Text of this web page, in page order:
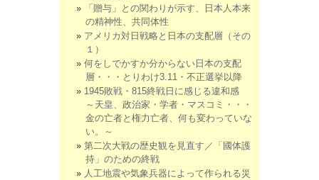
「贈与」との関わりが示す、日本人本来
の精神性、共同体性
アメリカ対日戦略と日本の支配層（その
１）
何をしでかすか分からない日本の支配
層・・・とりわけ3.11・不正選挙以降
1945敗戦・815終戦日に感じる違和感
～天皇、政治家・学者・マスコミ・・・
金の亡者と権力亡者、何も変わっていな
い。～
第二次大戦の歴史観を見直す／「國体護
持」のための終戦
人工地震や気象兵器によって作られる災